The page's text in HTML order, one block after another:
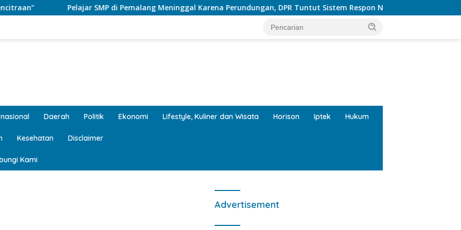
SMP di Pemalang Meninggal Karena Perundungan, DPR Tuntut Sistem Respon Nasional Kekerasan Anak
Daerah Politik Ekonomi Lifestyle, Kuliner dan Wisata Horison Iptek Hukum
Kesehatan Disclaimer
Kami
Advertisement